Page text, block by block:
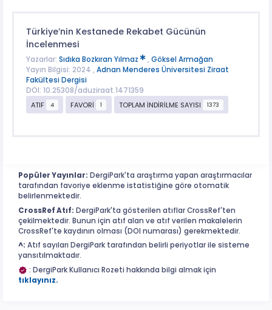
Türkiye’nin Kestanede Rekabet Gücünün
İncelenmesi
Yazarlar: Sıdıka Bozkıran Yılmaz , Göksel Armağan
Yayın Bilgisi: 2024 , Adnan Menderes Üniversitesi Ziraat
Fakültesi Dergisi
DOI: 10.25308/aduziraat.1471359
ATIF
4 FAVORİ 1 TOPLAM İNDİRİLME SAYISI 1373
Popüler Yayınlar: DergiPark'ta araştırma yapan araştırmacılar
tarafından favoriye eklenme istatistiğine göre otomatik
belirlenmektedir.
CrossRef Atıf: DergiPark'ta gösterilen atıflar CrossRef'ten
çekilmektedir. Bunun için atıf alan ve atıf verilen makalelerin
CrossRef'te kaydının olması (DOI numarası) gerekmektedir.
^: Atıf sayıları DergiPark tarafından belirli periyotlar ile sisteme
yansıtılmaktadır.
: DergiPark Kullanıcı Rozeti hakkında bilgi almak için
tıklayınız.